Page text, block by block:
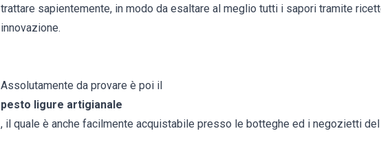
trattare sapientemente, in modo da esaltare al meglio tutti i sapori tramite
innovazione.
Assolutamente da provare è poi il
pesto ligure artigianale
, il quale è anche facilmente acquistabile presso le botteghe ed i negozietti del